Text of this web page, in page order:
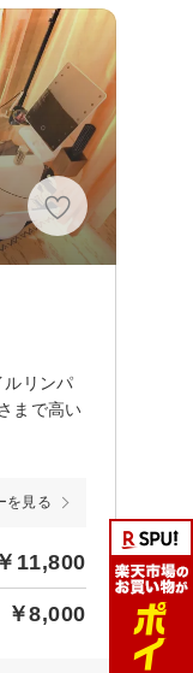
ルリンパ
まで高い
を見る
￥11,800
￥8,000